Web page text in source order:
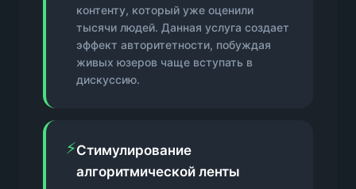
контенту, который уже оценили
тысячи людей. Данная услуга создает
эффект авторитетности, побуждая
живых юзеров чаще вступать в
дискуссию.
⚡Стимулирование
алгоритмической ленты